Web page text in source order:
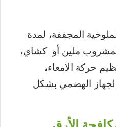
المجففة، لمدة
كمشروب ملين أو كشاي،
حركة الامعاء،
الهضمي بشكل